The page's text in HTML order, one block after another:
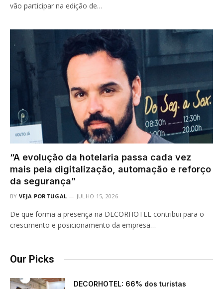
vão participar na edição de…
“A evolução da hotelaria passa cada vez
mais pela digitalização, automação e reforço
da segurança”
BY VEJA PORTUGAL JULHO 15, 2026
De que forma a presença na DECORHOTEL contribui para o
crescimento e posicionamento da empresa…
Our Picks
DECORHOTEL: 66% dos turistas